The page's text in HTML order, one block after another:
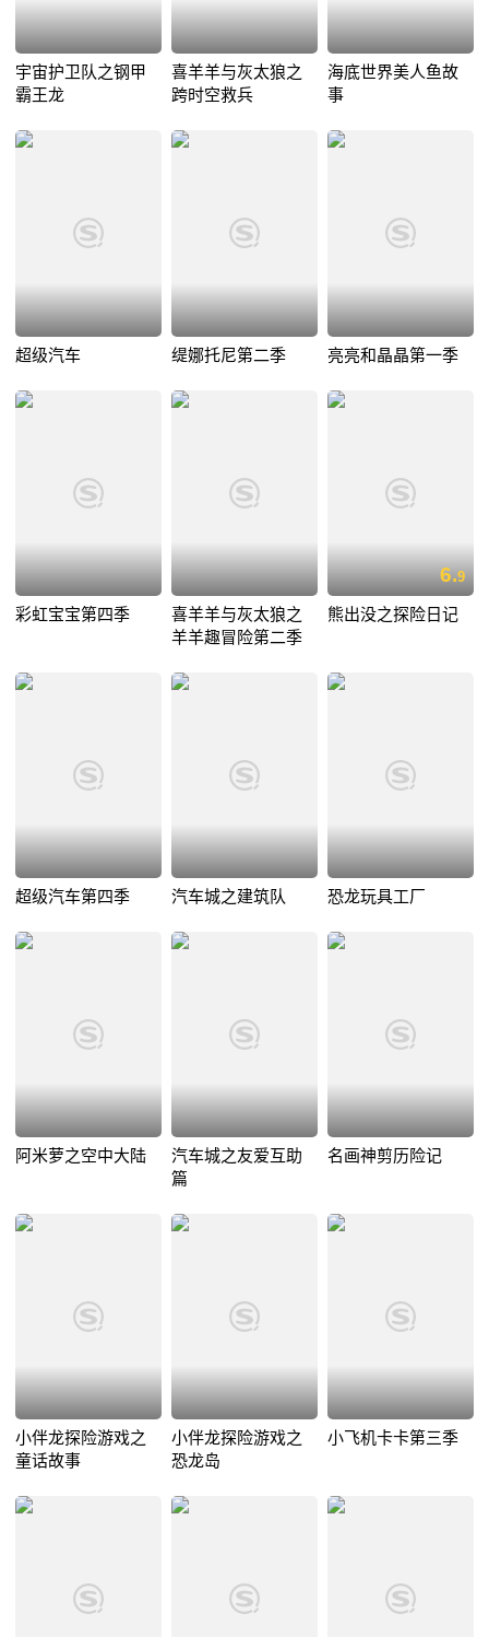
宇宙护卫队之钢甲
霸王龙
喜羊羊与灰太狼之
跨时空救兵
海底世界美人鱼故
事
超级汽车 缇娜托尼第二季 亮亮和晶晶第一季
彩虹宝宝第四季
喜羊羊与灰太狼之
羊羊趣冒险第二季
6.9
熊出没之探险日记
超级汽车第四季 汽车城之建筑队 恐龙玩具工厂
阿米萝之空中大陆
汽车城之友爱互助
篇
名画神剪历险记
小伴龙探险游戏之
童话故事
小伴龙探险游戏之
恐龙岛
小飞机卡卡第三季